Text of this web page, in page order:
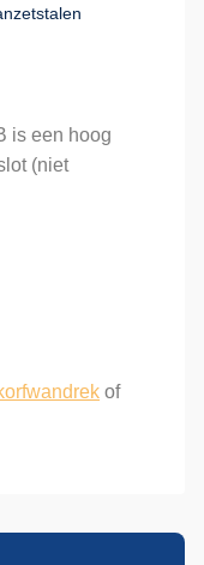
is een hoog
(niet
of